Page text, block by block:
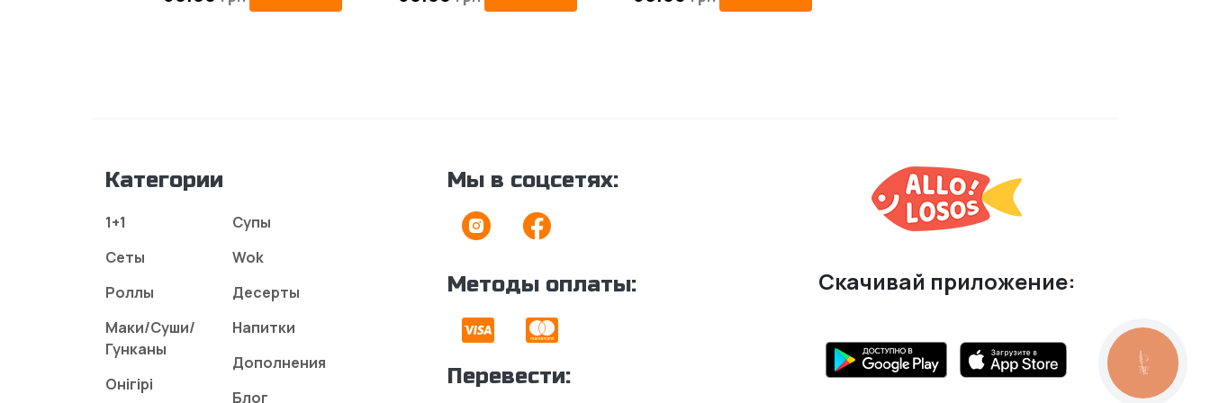
новинки.
Наша доставка работает для Вас
Категории
1+1
Сеты
Роллы
Маки/Суши/
Гунканы
Онігірі
Супы
Wok
Десерты
Напитки
Дополнения
Блог
Мы в соцсетях:
Методы оплаты:
Перевести:
Скачивай приложение:
КНОПКА
ЗВ'ЯЗКУ